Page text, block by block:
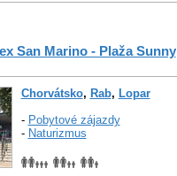
San Marino - Plaža Sunny
Chorvátsko, Rab, Lopar
- Pobytové zájazdy
- Naturizmus